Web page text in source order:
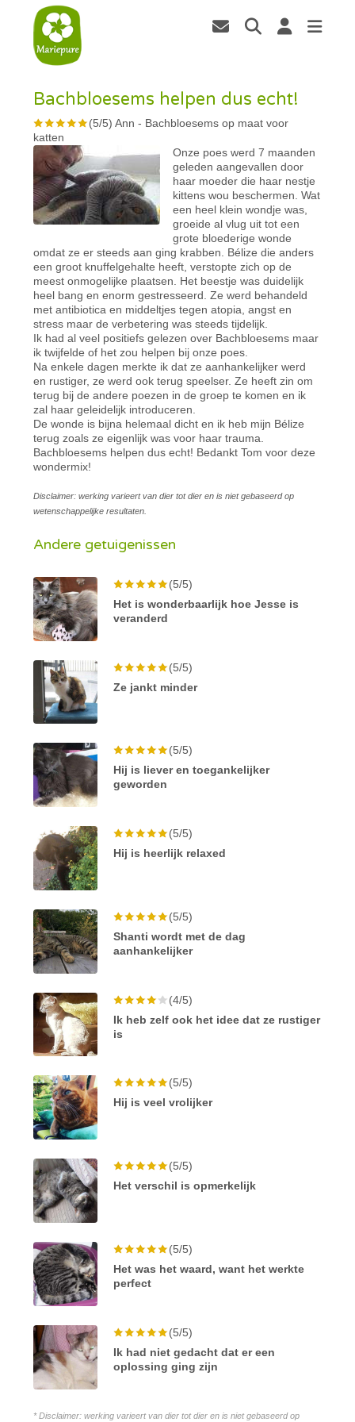
Bachbloesems helpen dus echt!
(5/5)Ann - Bachbloesems op maat voor
katten
Onze poes werd 7 maanden
geleden aangevallen door
haar moeder die haar nestje
kittens wou beschermen. Wat
een heel klein wondje was,
groeide al vlug uit tot een
grote bloederige wonde
omdat ze er steeds aan ging krabben. Bélize die anders
een groot knuffelgehalte heeft, verstopte zich op de
meest onmogelijke plaatsen. Het beestje was duidelijk
heel bang en enorm gestresseerd. Ze werd behandeld
met antibiotica en middeltjes tegen atopia, angst en
stress maar de verbetering was steeds tijdelijk.
Ik had al veel positiefs gelezen over Bachbloesems maar
ik twijfelde of het zou helpen bij onze poes.
Na enkele dagen merkte ik dat ze aanhankelijker werd
en rustiger, ze werd ook terug speelser. Ze heeft zin om
terug bij de andere poezen in de groep te komen en ik
zal haar geleidelijk introduceren.
De wonde is bijna helemaal dicht en ik heb mijn Bélize
terug zoals ze eigenlijk was voor haar trauma.
Bachbloesems helpen dus echt! Bedankt Tom voor deze
wondermix!
Disclaimer: werking varieert van dier tot dier en is niet gebaseerd op
wetenschappelijke resultaten.
Andere getuigenissen
(5/5)
Het is wonderbaarlijk hoe Jesse is
veranderd
(5/5)
Ze jankt minder
(5/5)
Hij is liever en toegankelijker
geworden
(5/5)
Hij is heerlijk relaxed
(5/5)
Shanti wordt met de dag
aanhankelijker
(4/5)
Ik heb zelf ook het idee dat ze rustiger
is
(5/5)
Hij is veel vrolijker
(5/5)
Het verschil is opmerkelijk
(5/5)
Het was het waard, want het werkte
perfect
(5/5)
Ik had niet gedacht dat er een
oplossing ging zijn
* Disclaimer: werking varieert van dier tot dier en is niet gebaseerd op